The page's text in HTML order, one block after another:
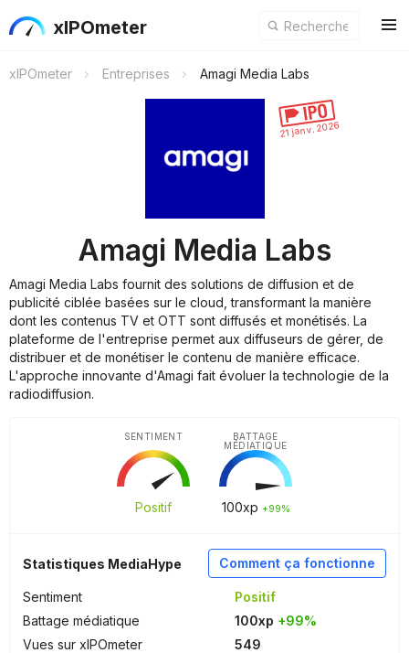
xIPOmeter
xIPOmeter Entreprises Amagi Media Labs
21 janv. 2026
Amagi Media Labs
Amagi Media Labs fournit des solutions de diffusion et de
publicité ciblée basées sur le cloud, transformant la manière
dont les contenus TV et OTT sont diffusés et monétisés. La
plateforme de l'entreprise permet aux diffuseurs de gérer, de
distribuer et de monétiser le contenu de manière efficace.
L'approche innovante d'Amagi fait évoluer la technologie de la
radiodiffusion.
Positif
SENTIMENT
100xp +99%
BATTAGE
MÉDIATIQUE
Comment ça fonctionne
Statistiques MediaHype
Sentiment
Positif
Battage médiatique
100xp +99%
Vues sur xIPOmeter
549